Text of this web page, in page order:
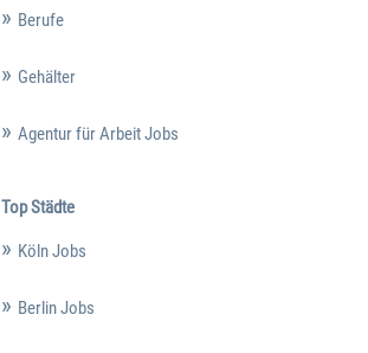
Berufe
Gehälter
Agentur für Arbeit Jobs
Top Städte
Köln Jobs
Berlin Jobs